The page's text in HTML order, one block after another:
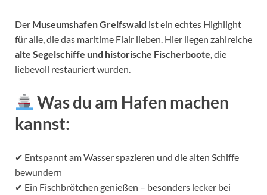
Der Museumshafen Greifswald ist ein echtes Highlight
für alle, die das maritime Flair lieben. Hier liegen zahlreiche
alte Segelschiffe und historische Fischerboote, die
liebevoll restauriert wurden.
Was du am Hafen machen
kannst:
✔ Entspannt am Wasser spazieren und die alten Schiffe
bewundern
✔ Ein Fischbrötchen genießen – besonders lecker bei